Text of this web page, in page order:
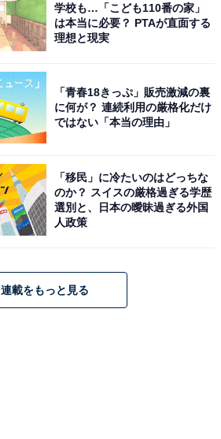
学校も…「こども110番の家」
は本当に必要？ PTAが直面する
理想と現実
「青春18きっぷ」販売激減の裏
に何が？ 連続利用の厳格化だけ
ではない「本当の理由」
「移民」に冷たいのはどっちな
のか？ スイスの厳格過ぎる学歴
選別と、日本の曖昧過ぎる外国
人政策
連載をもっと見る